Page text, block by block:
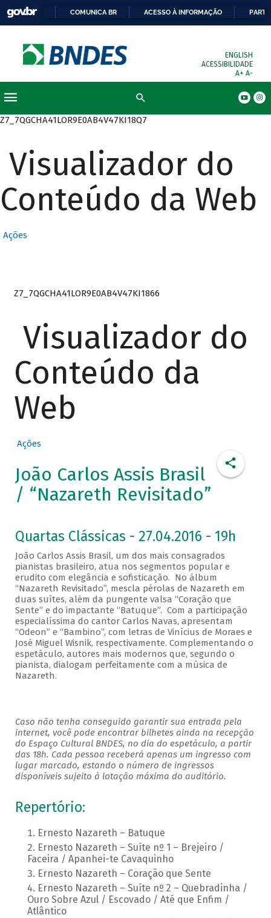
COMUNICA BR ACESSO À INFORMAÇÃO
ENGLISH
ACESSIBILIDADE
A+ A-
Z7_7QGCHA41LOR9E0AB4V47KI18Q7
Visualizador do
Conteúdo da Web
Ações
Z7_7QGCHA41LOR9E0AB4V47KI1866
Visualizador do
Conteúdo da
Web
Ações
João Carlos Assis Brasil
/ “Nazareth Revisitado”
Quartas Clássicas - 27.04.2016 - 19h
João Carlos Assis Brasil, um dos mais consagrados
pianistas brasileiro, atua nos segmentos popular e
erudito com elegância e sofisticação. No álbum
“Nazareth Revisitado”, mescla pérolas de Nazareth em
duas suítes, além da pungente valsa “Coração que
Sente” e do impactante “Batuque”. Com a participação
especialíssima do cantor Carlos Navas, apresentam
“Odeon” e “Bambino”, com letras de Vinícius de Moraes e
José Miguel Wisnik, respectivamente. Complementando o
espetáculo, autores mais modernos que, segundo o
pianista, dialogam perfeitamente com a música de
Nazareth.
Caso não tenha conseguido garantir sua entrada pela
internet, você pode encontrar bilhetes ainda na recepção
do Espaço Cultural BNDES, no dia do espetáculo, a partir
das 18h. Cada pessoa receberá apenas um ingresso com
lugar marcado, estando o número de ingressos
disponíveis sujeito à lotação máxima do auditório.
Repertório:
Ernesto Nazareth – Batuque
Ernesto Nazareth – Suíte nº 1 – Brejeiro /
Faceira / Apanhei-te Cavaquinho
Ernesto Nazareth – Coração que Sente
Ernesto Nazareth – Suíte nº 2 – Quebradinha /
Ouro Sobre Azul / Escovado / Até que Enfim /
Atlântico